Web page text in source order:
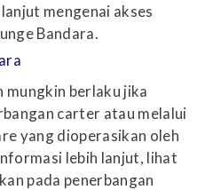
mengenai akses
Bandara.
mungkin berlaku jika
carter atau melalui
yang dioperasikan oleh
lebih lanjut, lihat
pada penerbangan